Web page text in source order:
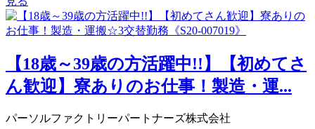
【18歳～39歳の方活躍中!!】【初めてさ
ん歓迎】寮ありのお仕事！製造・運...
パーソルファクトリーパートナーズ株式会社